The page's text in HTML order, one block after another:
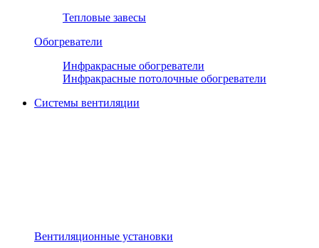
Тепловые завесы
Обогреватели
Инфракрасные обогреватели
Инфракрасные потолочные обогреватели
Системы вентиляции
Вентиляционные установки